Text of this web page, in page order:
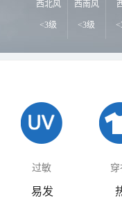
西北风
<3级
西南风
<3级
过敏 穿
易发